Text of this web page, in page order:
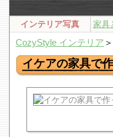
インテリア写真 家具
CozyStyle インテリア ＞
イケアの家具で